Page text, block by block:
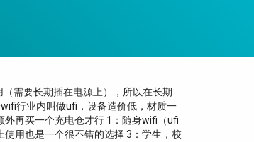
需要长期插在电源上），所以在长期
行业内叫做ufi，设备造价低，材质一
再买一个充电仓才行 1：随身wifi（ufi
用也是一个很不错的选择 3：学生，校